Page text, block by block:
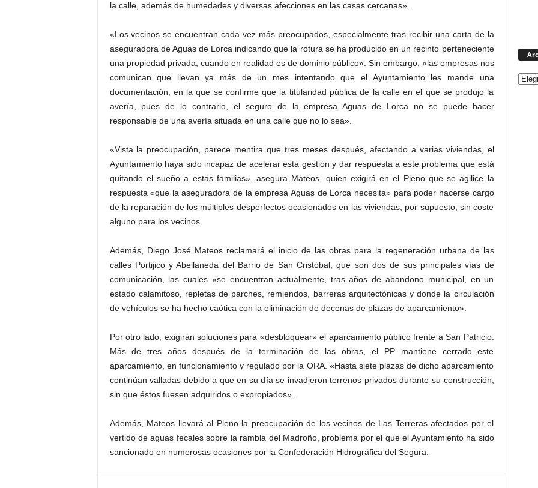
la calle, además de humedades y diversas afecciones en las casas cercanas».
«Los vecinos se encuentran cada vez más preocupados, especialmente tras recibir una carta de la
aseguradora de Aguas de Lorca indicando que la rotura se ha producido en un recinto perteneciente
una propiedad privada, cuando en realidad es de dominio público». Sin embargo, «las empresas nos
comunican que llevan ya más de un mes intentando que el Ayuntamiento les mande una
documentación, en la que se confirme que la titularidad pública de la calle en el que se produjo la
avería, pues de lo contrario, el seguro de la empresa Aguas de Lorca no se puede hacer
responsable de una avería situada en una calle que no lo sea».
«Vista la preocupación, parece mentira que tres meses después, afectando a varias viviendas, el
Ayuntamiento haya sido incapaz de acelerar esta gestión y dar respuesta a este problema que está
quitando el sueño a estas familias», asegura Mateos, quien exigirá en el Pleno que se agilice la
respuesta «que la aseguradora de la empresa Aguas de Lorca necesita» para poder hacerse cargo
de la reparación de los múltiples desperfectos ocasionados en las viviendas, por supuesto, sin coste
alguno para los vecinos.
Además, Diego José Mateos reclamará el inicio de las obras para la regeneración urbana de las
calles Portijico y Abellaneda del Barrio de San Cristóbal, que son dos de sus principales vías de
comunicación, las cuales «se encuentran actualmente, tras años de abandono municipal, en un
estado calamitoso, repletas de parches, remiendos, barreras arquitectónicas y donde la circulación
de vehículos se ha hecho caótica con la eliminación de decenas de plazas de aparcamiento».
Por otro lado, exigirán soluciones para «desbloquear» el aparcamiento público frente a San Patricio.
Más de tres años después de la terminación de las obras, el PP mantiene cerrado este
aparcamiento, en funcionamiento y regulado por la ORA. «Hasta siete plazas de dicho aparcamiento
continúan valladas debido a que en su día se invadieron terrenos privados durante su construcción,
sin que éstos fuesen adquiridos o expropiados».
Además, Mateos llevará al Pleno la preocupación de los vecinos de Las Terreras afectados por el
vertido de aguas fecales sobre la rambla del Madroño, problema por el que el Ayuntamiento ha sido
sancionado en numerosas ocasiones por la Confederación Hidrográfica del Segura.